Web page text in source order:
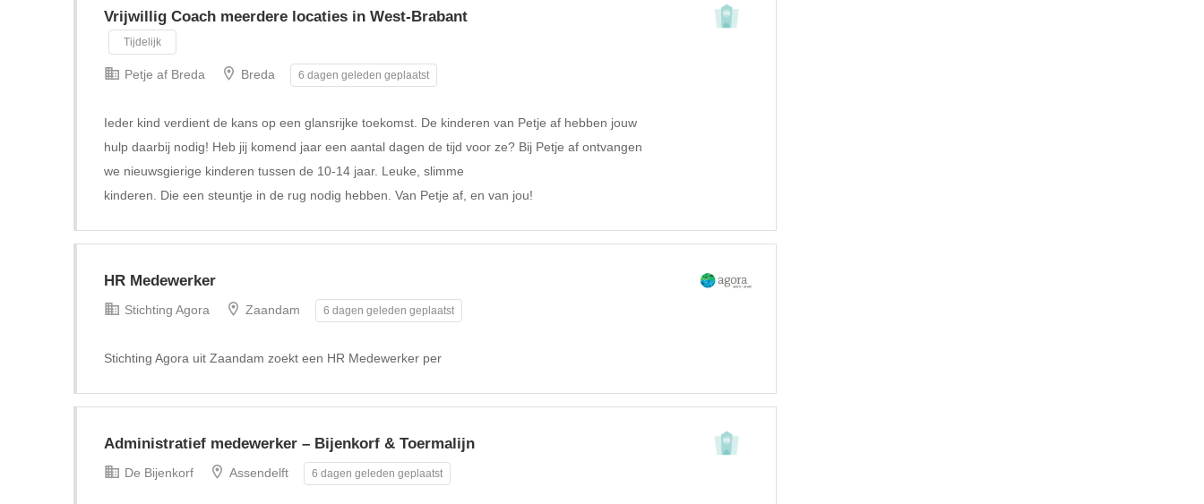
Vrijwillig Coach meerdere locaties in West-Brabant
Tijdelijk
Petje af Breda Breda 6 dagen geleden geplaatst
Ieder kind verdient de kans op een glansrijke toekomst. De kinderen van Petje af hebben jouw
hulp daarbij nodig! Heb jij komend jaar een aantal dagen de tijd voor ze? Bij Petje af ontvangen
we nieuwsgierige kinderen tussen de 10-14 jaar. Leuke, slimme
kinderen. Die een steuntje in de rug nodig hebben. Van Petje af, en van jou!
HR Medewerker
Stichting Agora Zaandam 6 dagen geleden geplaatst
Stichting Agora uit Zaandam zoekt een HR Medewerker per
Administratief medewerker – Bijenkorf & Toermalijn
De Bijenkorf Assendelft 6 dagen geleden geplaatst